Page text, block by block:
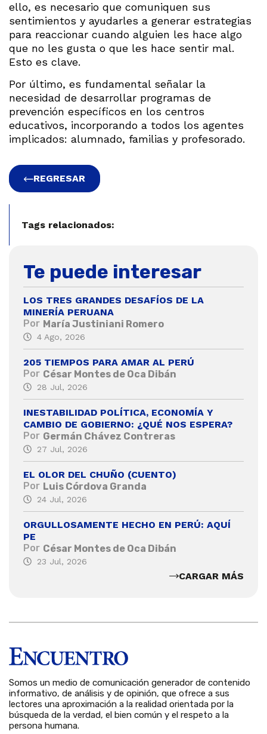
ello, es necesario que comuniquen sus
sentimientos y ayudarles a generar estrategias
para reaccionar cuando alguien les hace algo
que no les gusta o que les hace sentir mal.
Esto es clave.
Por último, es fundamental señalar la
necesidad de desarrollar programas de
prevención específicos en los centros
educativos, incorporando a todos los agentes
implicados: alumnado, familias y profesorado.
REGRESAR
Tags relacionados:
Te puede interesar
LOS TRES GRANDES DESAFÍOS DE LA
MINERÍA PERUANA
Por María Justiniani Romero
4 Ago, 2026
205 TIEMPOS PARA AMAR AL PERÚ
Por César Montes de Oca Dibán
28 Jul, 2026
INESTABILIDAD POLÍTICA, ECONOMÍA Y
CAMBIO DE GOBIERNO: ¿QUÉ NOS ESPERA?
Por Germán Chávez Contreras
27 Jul, 2026
EL OLOR DEL CHUÑO (CUENTO)
Por Luis Córdova Granda
24 Jul, 2026
ORGULLOSAMENTE HECHO EN PERÚ: AQUÍ
PE
Por César Montes de Oca Dibán
23 Jul, 2026
CARGAR MÁS
Somos un medio de comunicación generador de contenido
informativo, de análisis y de opinión, que ofrece a sus
lectores una aproximación a la realidad orientada por la
búsqueda de la verdad, el bien común y el respeto a la
persona humana.